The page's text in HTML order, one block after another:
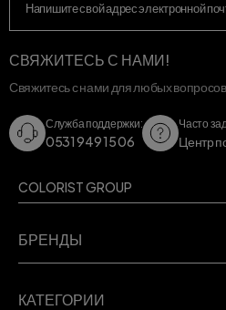
СВЯЖИТЕСЬ С НАМИ!
Свяжитесь с нами для любых
Служба поддержки:
0531 949 15 06
Часто
Центр
COLORIST GROUP
БРЕНДЫ
КАТЕГОРИИ